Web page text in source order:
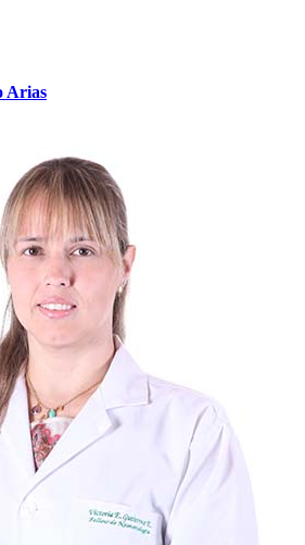
Arias